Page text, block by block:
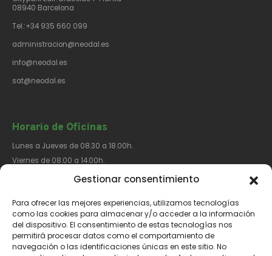
Gestionar consentimiento
Para ofrecer las mejores experiencias, utilizamos tecnologías
como las cookies para almacenar y/o acceder a la información
del dispositivo. El consentimiento de estas tecnologías nos
permitirá procesar datos como el comportamiento de
navegación o las identificaciones únicas en este sitio. No
08940 Barcelona
Tel.:+34 935 660 099
administracion@neodal.es
info@neodal.es
sat@neodal.es
Horario de Oficinas
Lunes a Jueves de 08.30 a 18.00h.
Viernes de 08.00 a 14.00h.
Síguenos​